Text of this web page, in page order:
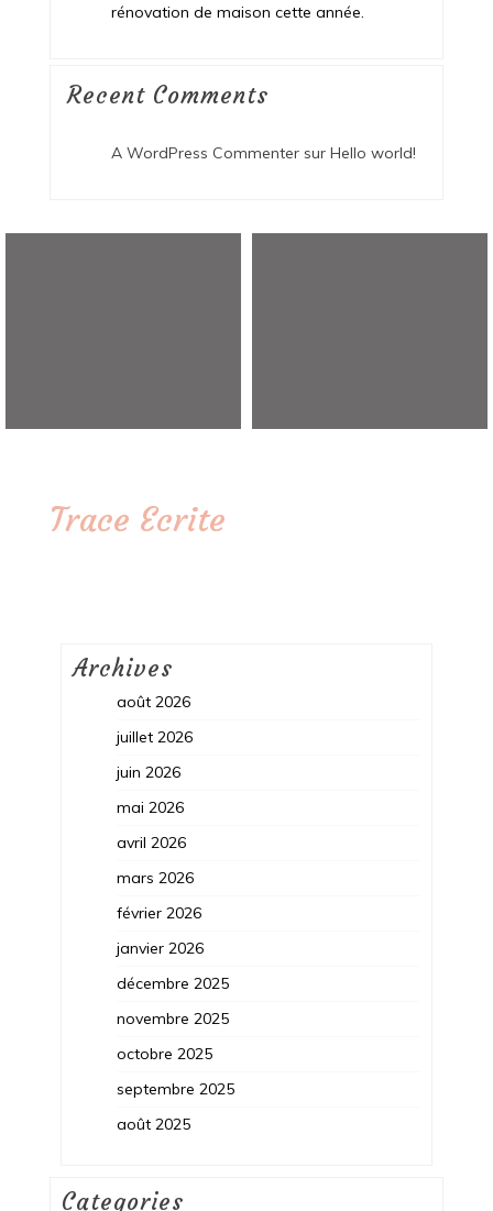
rénovation de maison cette année.
Recent Comments
A WordPress Commentersur Hello world!
Trace Ecrite
Archives
août 2026
juillet 2026
juin 2026
mai 2026
avril 2026
mars 2026
février 2026
janvier 2026
décembre 2025
novembre 2025
octobre 2025
septembre 2025
août 2025
Categories